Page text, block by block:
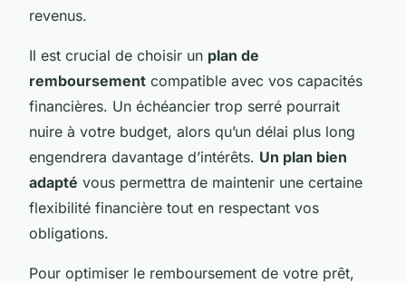
revenus.
Il est crucial de choisir un plan de
remboursement compatible avec vos capacités
financières. Un échéancier trop serré pourrait
nuire à votre budget, alors qu’un délai plus long
engendrera davantage d’intérêts. Un plan bien
adapté vous permettra de maintenir une certaine
flexibilité financière tout en respectant vos
obligations.
Pour optimiser le remboursement de votre prêt,